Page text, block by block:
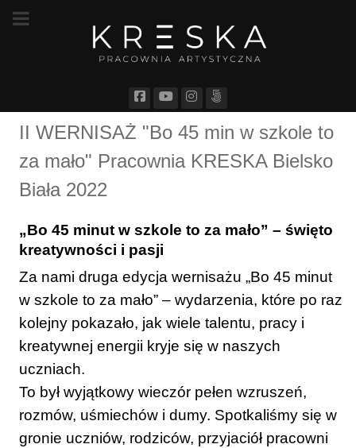
II WERNISAŻ "Bo 45 min w szkole to
za mało" Pracownia KRESKA Bielsko
Biała 2022
„Bo 45 minut w szkole to za mało” – święto
kreatywności i pasji
Za nami druga edycja wernisażu „Bo 45 minut
w szkole to za mało” – wydarzenia, które po raz
kolejny pokazało, jak wiele talentu, pracy i
kreatywnej energii kryje się w naszych
uczniach.
To był wyjątkowy wieczór pełen wzruszeń,
rozmów, uśmiechów i dumy. Spotkaliśmy się w
gronie uczniów, rodziców, przyjaciół pracowni